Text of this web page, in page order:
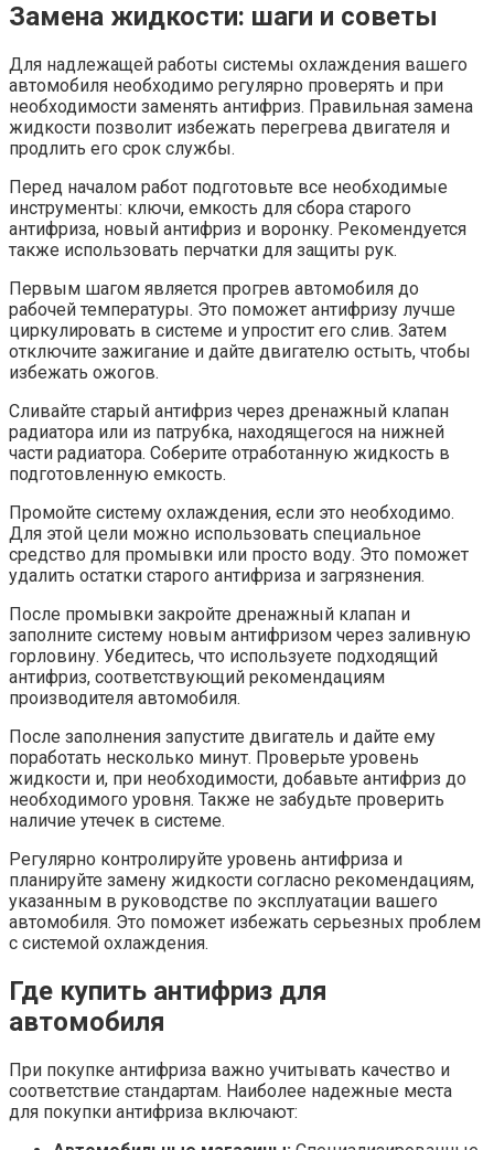
Замена жидкости: шаги и советы
Для надлежащей работы системы охлаждения вашего
автомобиля необходимо регулярно проверять и при
необходимости заменять антифриз. Правильная замена
жидкости позволит избежать перегрева двигателя и
продлить его срок службы.
Перед началом работ подготовьте все необходимые
инструменты: ключи, емкость для сбора старого
антифриза, новый антифриз и воронку. Рекомендуется
также использовать перчатки для защиты рук.
Первым шагом является прогрев автомобиля до
рабочей температуры. Это поможет антифризу лучше
циркулировать в системе и упростит его слив. Затем
отключите зажигание и дайте двигателю остыть, чтобы
избежать ожогов.
Сливайте старый антифриз через дренажный клапан
радиатора или из патрубка, находящегося на нижней
части радиатора. Соберите отработанную жидкость в
подготовленную емкость.
Промойте систему охлаждения, если это необходимо.
Для этой цели можно использовать специальное
средство для промывки или просто воду. Это поможет
удалить остатки старого антифриза и загрязнения.
После промывки закройте дренажный клапан и
заполните систему новым антифризом через заливную
горловину. Убедитесь, что используете подходящий
антифриз, соответствующий рекомендациям
производителя автомобиля.
После заполнения запустите двигатель и дайте ему
поработать несколько минут. Проверьте уровень
жидкости и, при необходимости, добавьте антифриз до
необходимого уровня. Также не забудьте проверить
наличие утечек в системе.
Регулярно контролируйте уровень антифриза и
планируйте замену жидкости согласно рекомендациям,
указанным в руководстве по эксплуатации вашего
автомобиля. Это поможет избежать серьезных проблем
с системой охлаждения.
Где купить антифриз для
автомобиля
При покупке антифриза важно учитывать качество и
соответствие стандартам. Наиболее надежные места
для покупки антифриза включают: